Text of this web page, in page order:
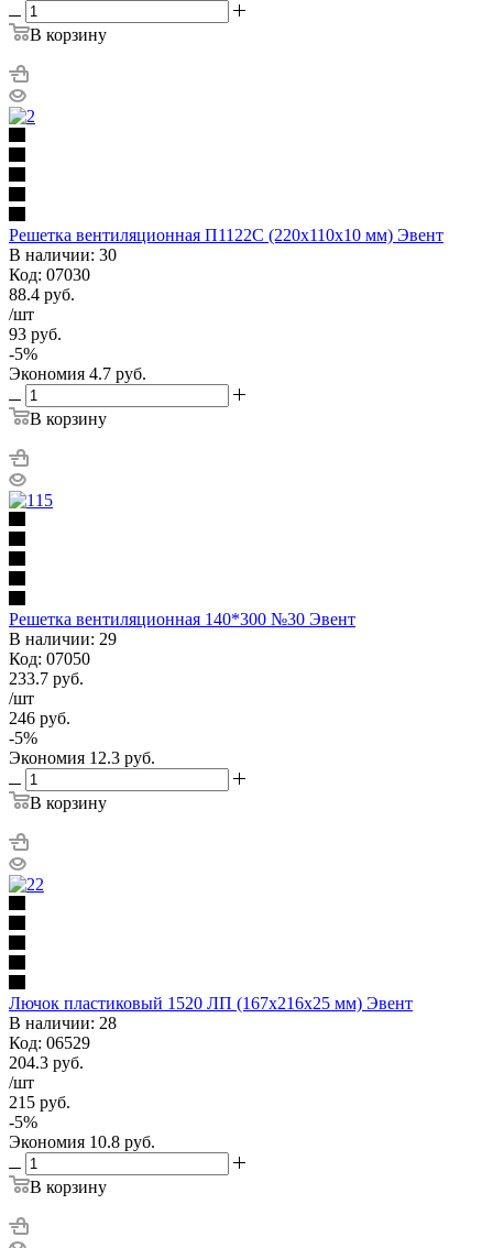
В корзину
Решетка вентиляционная П1122С (220х110х10 мм) Эвент
В наличии: 30
Код: 07030
88.4 руб.
/шт
93 руб.
-5%
Экономия 4.7 руб.
В корзину
Решетка вентиляционная 140*300 №30 Эвент
В наличии: 29
Код: 07050
233.7 руб.
/шт
246 руб.
-5%
Экономия 12.3 руб.
В корзину
Лючок пластиковый 1520 ЛП (167х216х25 мм) Эвент
В наличии: 28
Код: 06529
204.3 руб.
/шт
215 руб.
-5%
Экономия 10.8 руб.
В корзину